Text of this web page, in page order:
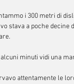
i 300 metri di
stava a poche decine
alcuni minuti vidi una
attentamente le